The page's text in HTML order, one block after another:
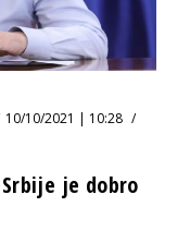
10/10/2021 | 10:28
Srbije je dobro